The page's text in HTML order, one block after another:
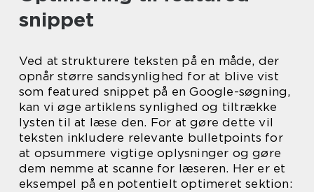
snippet
Ved at strukturere teksten på en måde, der
opnår større sandsynlighed for at blive vist
som featured snippet på en Google-søgning,
kan vi øge artiklens synlighed og tiltrække
lysten til at læse den. For at gøre dette vil
teksten inkludere relevante bulletpoints for
at opsummere vigtige oplysninger og gøre
dem nemme at scanne for læseren. Her er et
eksempel på en potentielt optimeret sektion: